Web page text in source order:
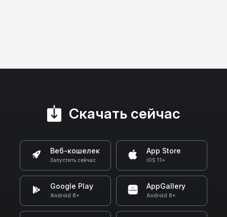
Скачать сейчас
Веб-кошелек
Запустить сейчас
App Store
iOS 11+
Google Play
Android 8+
AppGallery
Android 8+